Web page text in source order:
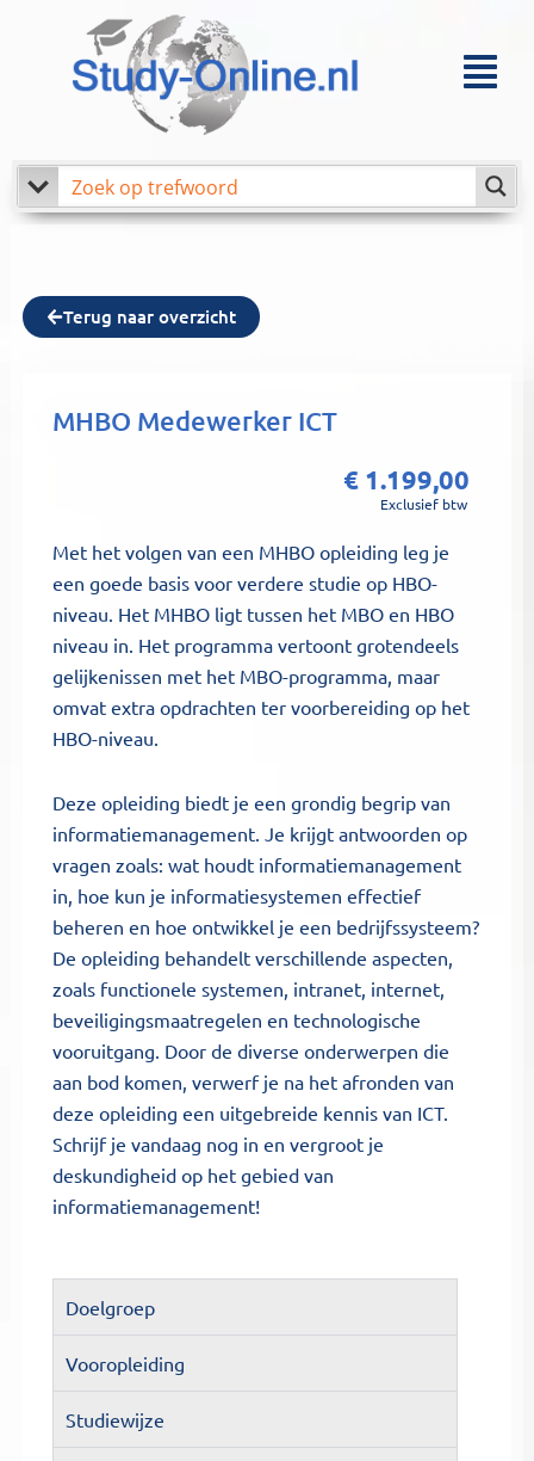
Menu
Terug naar overzicht
MHBO Medewerker ICT
€ 1.199,00
Exclusief btw
Met het volgen van een MHBO opleiding leg je
een goede basis voor verdere studie op HBO-
niveau. Het MHBO ligt tussen het MBO en HBO
niveau in. Het programma vertoont grotendeels
gelijkenissen met het MBO-programma, maar
omvat extra opdrachten ter voorbereiding op het
HBO-niveau.
Deze opleiding biedt je een grondig begrip van
informatiemanagement. Je krijgt antwoorden op
vragen zoals: wat houdt informatiemanagement
in, hoe kun je informatiesystemen effectief
beheren en hoe ontwikkel je een bedrijfssysteem?
De opleiding behandelt verschillende aspecten,
zoals functionele systemen, intranet, internet,
beveiligingsmaatregelen en technologische
vooruitgang. Door de diverse onderwerpen die
aan bod komen, verwerf je na het afronden van
deze opleiding een uitgebreide kennis van ICT.
Schrijf je vandaag nog in en vergroot je
deskundigheid op het gebied van
informatiemanagement!
Doelgroep
Vooropleiding
Studiewijze